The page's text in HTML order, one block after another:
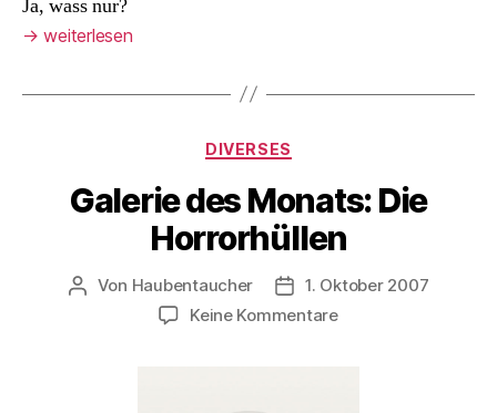
Ja, wass nur?
→ weiterlesen
Kategorien
DIVERSES
Galerie des Monats: Die
Horrorhüllen
Beitragsautor
Von Haubentaucher Veröffentlichungsdatum
1. Oktober 2007
Keine Kommentarezu